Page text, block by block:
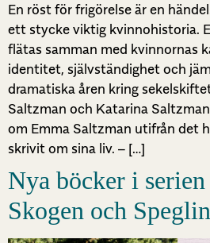
En röst för frigörelse är en
ett stycke viktig kvinnohistoria.
flätas samman med kvinnornas
identitet, självständighet och
dramatiska åren kring
Saltzman och Katarina
om Emma Saltzman utifrån det
skrivit om sina liv. – […]
Nya böcker i
Skogen och